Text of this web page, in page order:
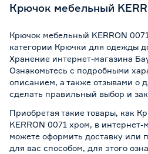
Крючок мебельный
Крючок мебельный KERRON
категории Крючки для одежды
Хранение интернет-магазина
Ознакомьтесь с подробными
описанием, а также отзывами о
сделать правильный выбор и
Приобретая такие товары, как
KERRON 0071 хром, в
можете оформить доставку или
для вас способом, для этого